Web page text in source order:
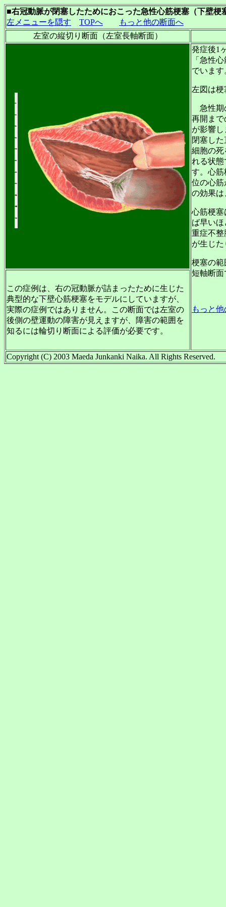
■右冠動脈が閉塞したためにおこった急性心筋梗塞（下壁梗
左メニューを隠す
TOPへ
もっと他の断面へ
左室の縦切り断面（左室長軸断面）
発症後1
「急性
でいます
左図は
急性期
再開まで
が影響
閉塞し
細胞の死
れる状態
す。心筋
位の心筋
の効果は
心筋梗塞
ば早い
重症不整
が生じ
梗塞の範
短軸断面
もっと
この症例は、右の冠動脈が詰まったために生じた
典型的な下壁心筋梗塞をモデルにしていますが、
実際の症例ではありません。この断面では左室の
後側の壁運動の障害が見えますが、障害の範囲を
知るには輪切り断面による評価が必要です。
Copyright (C) 2003 Maeda Junkanki Naika. All Rights Reserved.